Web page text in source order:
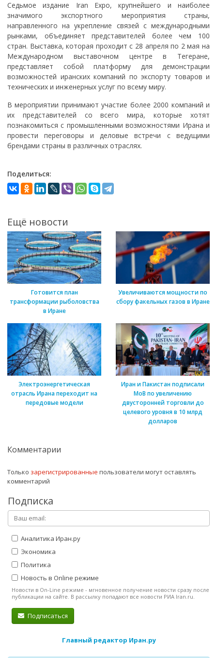
Седьмое издание Iran Expo, крупнейшего и наиболее
значимого экспортного мероприятия страны,
направленного на укрепление связей с международными
рынками, объединяет представителей более чем 100
стран. Выставка, которая проходит с 28 апреля по 2 мая на
Международном выставочном центре в Тегеране,
представляет собой платформу для демонстрации
возможностей иранских компаний по экспорту товаров и
технических и инженерных услуг по всему миру.
В мероприятии принимают участие более 2000 компаний и
их представителей со всего мира, которые хотят
познакомиться с промышленными возможностями Ирана и
провести переговоры и деловые встречи с ведущими
брендами страны в различных отраслях.
Поделиться:
Ещё новости
Готовится план
трансформации рыболовства
в Иране
Увеличиваются мощности по
сбору факельных газов в Иране
Электроэнергетическая
отрасль Ирана переходит на
передовые модели
Иран и Пакистан подписали
МоВ по увеличению
двусторонней торговли до
целевого уровня в 10 млрд
долларов
Комментарии
Только зарегистрированные пользователи могут оставлять
комментарий
Подписка
Аналитика Иран.ру
Экономика
Политика
Новость в Online режиме
Новости в On-Line режиме - мгновенное получение новости сразу после
публикации на сайте. В рассылку попадают все новости РИА Iran.ru.
Подписаться
Главный редактор Иран.ру